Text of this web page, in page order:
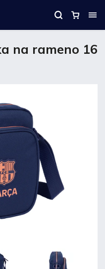
na rameno 16